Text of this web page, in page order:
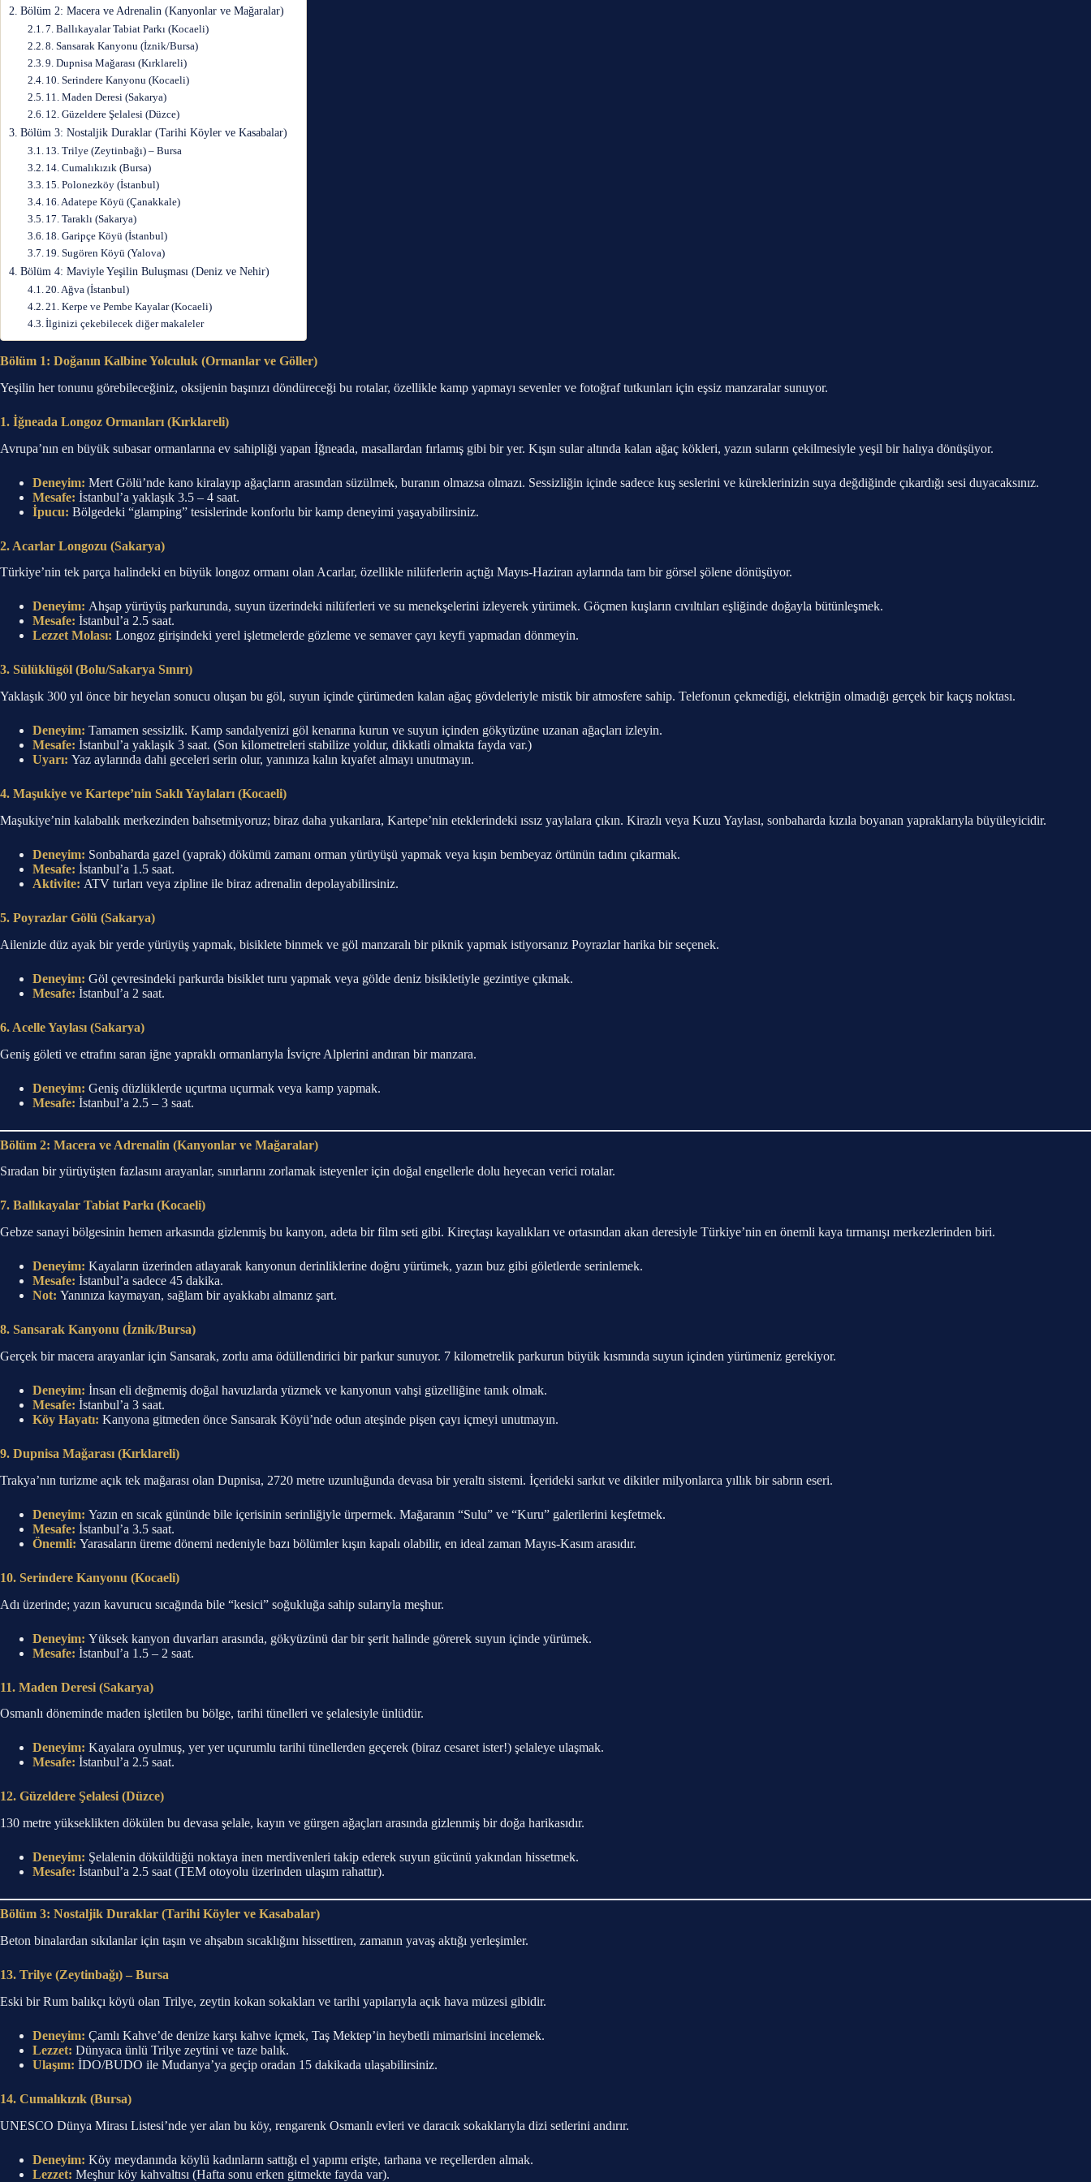
Bölüm 2: Macera ve Adrenalin (Kanyonlar ve Mağaralar)
7. Ballıkayalar Tabiat Parkı (Kocaeli)
8. Sansarak Kanyonu (İznik/Bursa)
9. Dupnisa Mağarası (Kırklareli)
10. Serindere Kanyonu (Kocaeli)
11. Maden Deresi (Sakarya)
12. Güzeldere Şelalesi (Düzce)
Bölüm 3: Nostaljik Duraklar (Tarihi Köyler ve Kasabalar)
13. Trilye (Zeytinbağı) – Bursa
14. Cumalıkızık (Bursa)
15. Polonezköy (İstanbul)
16. Adatepe Köyü (Çanakkale)
17. Taraklı (Sakarya)
18. Garipçe Köyü (İstanbul)
19. Sugören Köyü (Yalova)
Bölüm 4: Maviyle Yeşilin Buluşması (Deniz ve Nehir)
20. Ağva (İstanbul)
21. Kerpe ve Pembe Kayalar (Kocaeli)
İlginizi çekebilecek diğer makaleler
Bölüm 1: Doğanın Kalbine Yolculuk (Ormanlar ve Göller)
Yeşilin her tonunu görebileceğiniz, oksijenin başınızı döndüreceği bu rotalar, özellikle kamp yapmayı sevenler ve fotoğraf tutkunları için eşsiz manzaralar sunuyor.
1. İğneada Longoz Ormanları (Kırklareli)
Avrupa’nın en büyük subasar ormanlarına ev sahipliği yapan İğneada, masallardan fırlamış gibi bir yer. Kışın sular altında kalan ağaç kökleri, yazın suların çekilmesiyle yeşil bir halıya dönüşüyor.
Deneyim: Mert Gölü’nde kano kiralayıp ağaçların arasından süzülmek, buranın olmazsa olmazı. Sessizliğin içinde sadece kuş seslerini ve küreklerinizin suya değdiğinde çıkardığı sesi duyacaksınız.
Mesafe: İstanbul’a yaklaşık 3.5 – 4 saat.
İpucu: Bölgedeki “glamping” tesislerinde konforlu bir kamp deneyimi yaşayabilirsiniz.
2. Acarlar Longozu (Sakarya)
Türkiye’nin tek parça halindeki en büyük longoz ormanı olan Acarlar, özellikle nilüferlerin açtığı Mayıs-Haziran aylarında tam bir görsel şölene dönüşüyor.
Deneyim: Ahşap yürüyüş parkurunda, suyun üzerindeki nilüferleri ve su menekşelerini izleyerek yürümek. Göçmen kuşların cıvıltıları eşliğinde doğayla bütünleşmek.
Mesafe: İstanbul’a 2.5 saat.
Lezzet Molası: Longoz girişindeki yerel işletmelerde gözleme ve semaver çayı keyfi yapmadan dönmeyin.
3. Sülüklügöl (Bolu/Sakarya Sınırı)
Yaklaşık 300 yıl önce bir heyelan sonucu oluşan bu göl, suyun içinde çürümeden kalan ağaç gövdeleriyle mistik bir atmosfere sahip. Telefonun çekmediği, elektriğin olmadığı gerçek bir kaçış noktası.
Deneyim: Tamamen sessizlik. Kamp sandalyenizi göl kenarına kurun ve suyun içinden gökyüzüne uzanan ağaçları izleyin.
Mesafe: İstanbul’a yaklaşık 3 saat. (Son kilometreleri stabilize yoldur, dikkatli olmakta fayda var.)
Uyarı: Yaz aylarında dahi geceleri serin olur, yanınıza kalın kıyafet almayı unutmayın.
4. Maşukiye ve Kartepe’nin Saklı Yaylaları (Kocaeli)
Maşukiye’nin kalabalık merkezinden bahsetmiyoruz; biraz daha yukarılara, Kartepe’nin eteklerindeki ıssız yaylalara çıkın. Kirazlı veya Kuzu Yaylası, sonbaharda kızıla boyanan yapraklarıyla büyüleyicidir.
Deneyim: Sonbaharda gazel (yaprak) dökümü zamanı orman yürüyüşü yapmak veya kışın bembeyaz örtünün tadını çıkarmak.
Mesafe: İstanbul’a 1.5 saat.
Aktivite: ATV turları veya zipline ile biraz adrenalin depolayabilirsiniz.
5. Poyrazlar Gölü (Sakarya)
Ailenizle düz ayak bir yerde yürüyüş yapmak, bisiklete binmek ve göl manzaralı bir piknik yapmak istiyorsanız Poyrazlar harika bir seçenek.
Deneyim: Göl çevresindeki parkurda bisiklet turu yapmak veya gölde deniz bisikletiyle gezintiye çıkmak.
Mesafe: İstanbul’a 2 saat.
6. Acelle Yaylası (Sakarya)
Geniş göleti ve etrafını saran iğne yapraklı ormanlarıyla İsviçre Alplerini andıran bir manzara.
Deneyim: Geniş düzlüklerde uçurtma uçurmak veya kamp yapmak.
Mesafe: İstanbul’a 2.5 – 3 saat.
Bölüm 2: Macera ve Adrenalin (Kanyonlar ve Mağaralar)
Sıradan bir yürüyüşten fazlasını arayanlar, sınırlarını zorlamak isteyenler için doğal engellerle dolu heyecan verici rotalar.
7. Ballıkayalar Tabiat Parkı (Kocaeli)
Gebze sanayi bölgesinin hemen arkasında gizlenmiş bu kanyon, adeta bir film seti gibi. Kireçtaşı kayalıkları ve ortasından akan deresiyle Türkiye’nin en önemli kaya tırmanışı merkezlerinden biri.
Deneyim: Kayaların üzerinden atlayarak kanyonun derinliklerine doğru yürümek, yazın buz gibi göletlerde serinlemek.
Mesafe: İstanbul’a sadece 45 dakika.
Not: Yanınıza kaymayan, sağlam bir ayakkabı almanız şart.
8. Sansarak Kanyonu (İznik/Bursa)
Gerçek bir macera arayanlar için Sansarak, zorlu ama ödüllendirici bir parkur sunuyor. 7 kilometrelik parkurun büyük kısmında suyun içinden yürümeniz gerekiyor.
Deneyim: İnsan eli değmemiş doğal havuzlarda yüzmek ve kanyonun vahşi güzelliğine tanık olmak.
Mesafe: İstanbul’a 3 saat.
Köy Hayatı: Kanyona gitmeden önce Sansarak Köyü’nde odun ateşinde pişen çayı içmeyi unutmayın.
9. Dupnisa Mağarası (Kırklareli)
Trakya’nın turizme açık tek mağarası olan Dupnisa, 2720 metre uzunluğunda devasa bir yeraltı sistemi. İçerideki sarkıt ve dikitler milyonlarca yıllık bir sabrın eseri.
Deneyim: Yazın en sıcak gününde bile içerisinin serinliğiyle ürpermek. Mağaranın “Sulu” ve “Kuru” galerilerini keşfetmek.
Mesafe: İstanbul’a 3.5 saat.
Önemli: Yarasaların üreme dönemi nedeniyle bazı bölümler kışın kapalı olabilir, en ideal zaman Mayıs-Kasım arasıdır.
10. Serindere Kanyonu (Kocaeli)
Adı üzerinde; yazın kavurucu sıcağında bile “kesici” soğukluğa sahip sularıyla meşhur.
Deneyim: Yüksek kanyon duvarları arasında, gökyüzünü dar bir şerit halinde görerek suyun içinde yürümek.
Mesafe: İstanbul’a 1.5 – 2 saat.
11. Maden Deresi (Sakarya)
Osmanlı döneminde maden işletilen bu bölge, tarihi tünelleri ve şelalesiyle ünlüdür.
Deneyim: Kayalara oyulmuş, yer yer uçurumlu tarihi tünellerden geçerek (biraz cesaret ister!) şelaleye ulaşmak.
Mesafe: İstanbul’a 2.5 saat.
12. Güzeldere Şelalesi (Düzce)
130 metre yükseklikten dökülen bu devasa şelale, kayın ve gürgen ağaçları arasında gizlenmiş bir doğa harikasıdır.
Deneyim: Şelalenin döküldüğü noktaya inen merdivenleri takip ederek suyun gücünü yakından hissetmek.
Mesafe: İstanbul’a 2.5 saat (TEM otoyolu üzerinden ulaşım rahattır).
Bölüm 3: Nostaljik Duraklar (Tarihi Köyler ve Kasabalar)
Beton binalardan sıkılanlar için taşın ve ahşabın sıcaklığını hissettiren, zamanın yavaş aktığı yerleşimler.
13. Trilye (Zeytinbağı) – Bursa
Eski bir Rum balıkçı köyü olan Trilye, zeytin kokan sokakları ve tarihi yapılarıyla açık hava müzesi gibidir.
Deneyim: Çamlı Kahve’de denize karşı kahve içmek, Taş Mektep’in heybetli mimarisini incelemek.
Lezzet: Dünyaca ünlü Trilye zeytini ve taze balık.
Ulaşım: İDO/BUDO ile Mudanya’ya geçip oradan 15 dakikada ulaşabilirsiniz.
14. Cumalıkızık (Bursa)
UNESCO Dünya Mirası Listesi’nde yer alan bu köy, rengarenk Osmanlı evleri ve daracık sokaklarıyla dizi setlerini andırır.
Deneyim: Köy meydanında köylü kadınların sattığı el yapımı erişte, tarhana ve reçellerden almak.
Lezzet: Meşhur köy kahvaltısı (Hafta sonu erken gitmekte fayda var).